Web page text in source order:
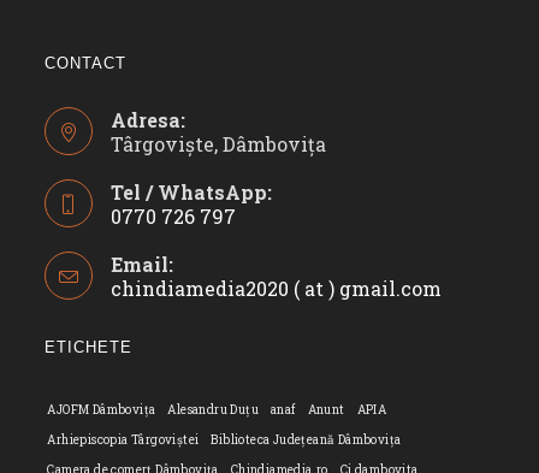
CONTACT
Adresa:
Târgoviște, Dâmbovița
Tel / WhatsApp:
0770 726 797
in
your
Email:
chindiamedia2020 ( at ) gmail.com
ETICHETE
AJOFM Dâmbovița Alesandru Duțu anaf Anunt
APIA
Arhiepiscopia Târgoviștei
Biblioteca Județeană Dâmbovița
Camera de comerț Dâmbovița
Chindiamedia.ro
Cj dambovita